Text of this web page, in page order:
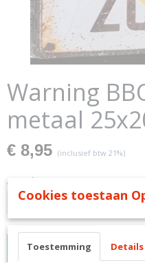
Warning
metaal
€ 8,95 (inclusief btw 21%)
Aantal
IN WINKELWAGEN
Cookies toestaan
Toestemming Details